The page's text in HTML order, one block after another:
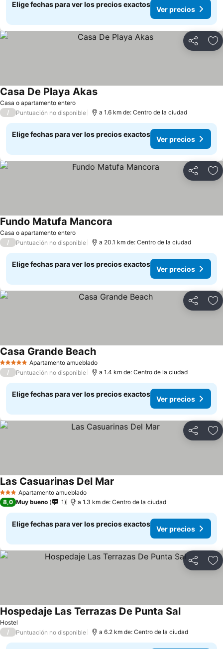
Elige fechas para ver los precios exactos
Ver precios
Compartir
Casa o apartamento entero
Casa De Playa Akas
/ Puntuación no disponible a 1.6 km de: Centro de la ciudad
Elige fechas para ver los precios exactos
Ver precios
Compartir
Casa o apartamento entero
Fundo Matufa Mancora
/ Puntuación no disponible a 20.1 km de: Centro de la ciudad
Elige fechas para ver los precios exactos
Ver precios
Compartir
5 Estrellas Apartamento amueblado
Casa Grande Beach
/ Puntuación no disponible a 1.4 km de: Centro de la ciudad
Elige fechas para ver los precios exactos
Ver precios
Compartir
3 EstrellasApartamento amueblado
Las Casuarinas Del Mar
8,0 Muy bueno 1 a 1.3 km de: Centro de la ciudad
Elige fechas para ver los precios exactos
Ver precios
Compartir
Hostel
Hospedaje Las Terrazas De Punta Sal
/ Puntuación no disponible a 6.2 km de: Centro de la ciudad